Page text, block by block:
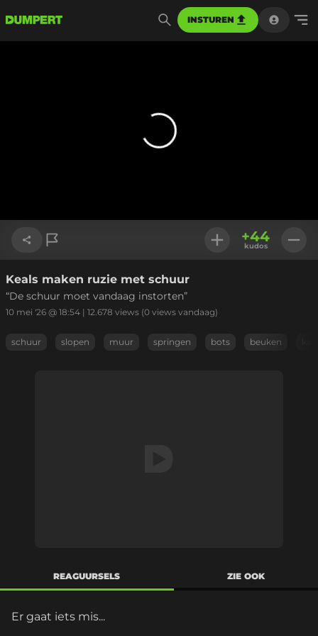
INSTUREN
Link kopiëren
+44
kudos
Keals maken ruzie met schuur
“De schuur moet vandaag instorten”
10 mei '26 @ 18:54 | 12.678 views (0 views vandaag)
schuur slopen muur springen bots beuken
REAGUURSELS ZIE OOK
Er gaat iets mis...